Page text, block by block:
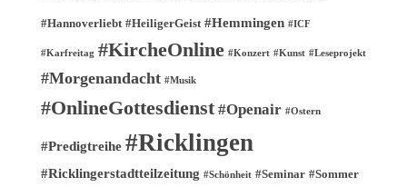
#Hannoverliebt #HeiligerGeist #Hemmingen #ICF
#Karfreitag #KircheOnline #Konzert #Kunst #Leseprojekt
#Morgenandacht #Musik
#OnlineGottesdienst #Openair #Ostern
#Predigtreihe #Ricklingen
#Ricklingerstadtteilzeitung #Schönheit #Seminar #Sommer